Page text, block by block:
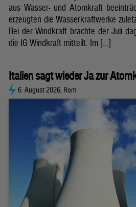
aus Wasser- und Atomkraft
erzeugten die Wasserkraftwerke
Bei der Windkraft brachte der Juli
die IG Windkraft mitteilt. Im […]
Italien sagt wieder Ja zur
6. August 2026, Rom